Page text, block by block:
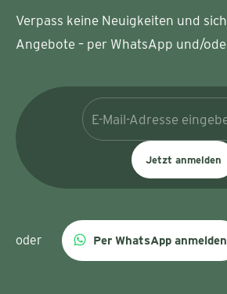
Verpass keine Neuigkeiten und
Angebote – per WhatsApp und/
Jetzt anmelden
oder Per WhatsApp anmelden